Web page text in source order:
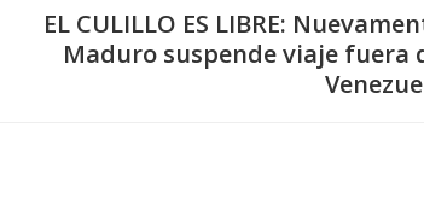
EL CULILLO ES LIBRE:
Maduro suspende viaje fuera